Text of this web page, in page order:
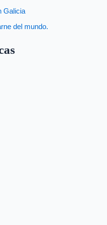
Galicia
del mundo.